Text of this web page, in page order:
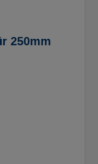
250mm